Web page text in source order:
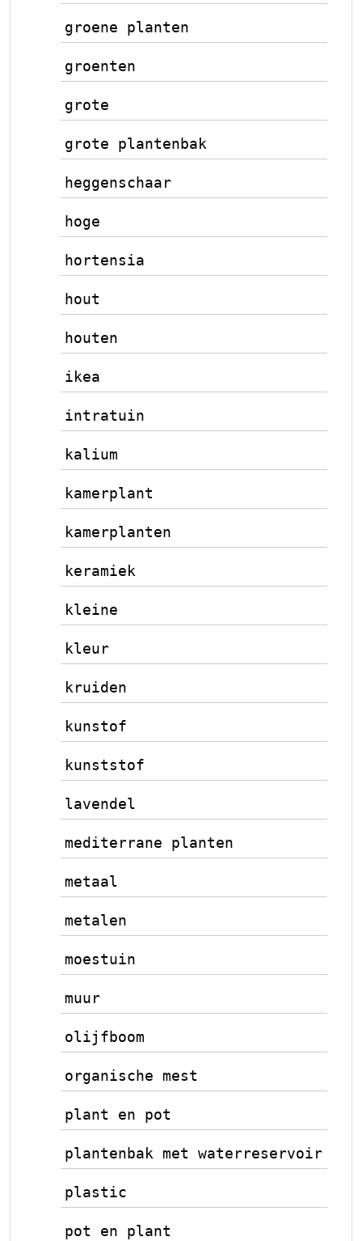
groene planten
groenten
grote
grote plantenbak
heggenschaar
hoge
hortensia
hout
houten
ikea
intratuin
kalium
kamerplant
kamerplanten
keramiek
kleine
kleur
kruiden
kunstof
kunststof
lavendel
mediterrane planten
metaal
metalen
moestuin
muur
olijfboom
organische mest
plant en pot
plantenbak met waterreservoir
plastic
pot en plant